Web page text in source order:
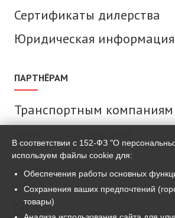
Сертификаты дилерства
Юридическая информация
ПАРТНЁРАМ
Транспортным компаниям
СВЯЗАТЬСЯ С НАМИ
MAX
В соответствии с 152-ФЗ "О
используем файлы cookie для:
Обеспечения работы основных
Сохранения ваших предпочтений
товары)